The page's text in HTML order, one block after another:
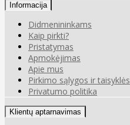
Informacija
Didmenininkams
Kaip pirkti?
Pristatymas
Apmokėjimas
Apie mus
Pirkimo sąlygos ir taisyklės
Privatumo politika
Klientų aptarnavimas